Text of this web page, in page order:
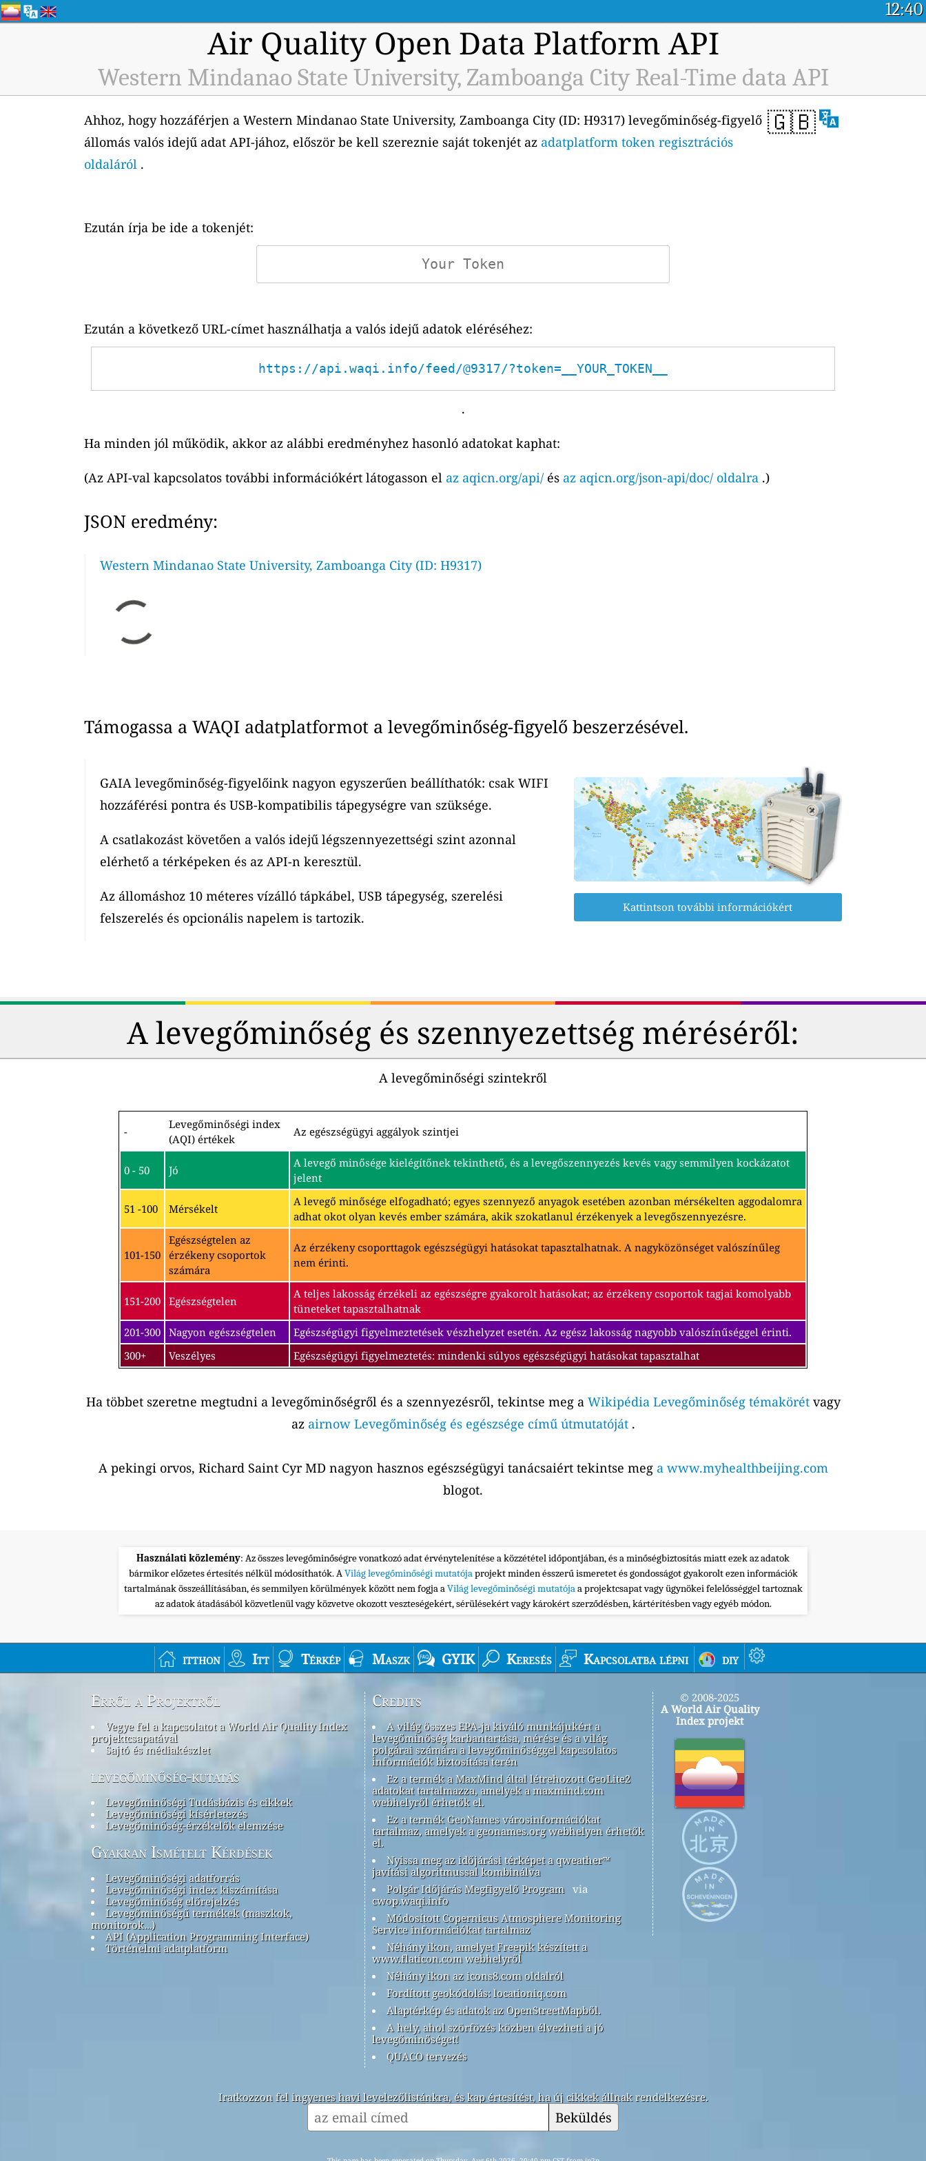
12:40
Air Quality Open Data Platform API
Western Mindanao State University, Zamboanga City Real-Time data API
🇬🇧
Ahhoz, hogy hozzáférjen a Western Mindanao State University, Zamboanga City (ID: H9317) levegőminőség-figyelő
állomás valós idejű adat API-jához, először be kell szereznie saját tokenjét az adatplatform token regisztrációs
oldaláról .
Ezután írja be ide a tokenjét:
Ezután a következő URL-címet használhatja a valós idejű adatok eléréséhez:
https://api.waqi.info/feed/@9317/?token=__YOUR_TOKEN__
.
Ha minden jól működik, akkor az alábbi eredményhez hasonló adatokat kaphat:
(Az API-val kapcsolatos további információkért látogasson el az aqicn.org/api/ és az aqicn.org/json-api/doc/ oldalra .)
JSON eredmény:
Western Mindanao State University, Zamboanga City (ID: H9317)
Támogassa a WAQI adatplatformot a levegőminőség-figyelő beszerzésével.
GAIA levegőminőség-figyelőink nagyon egyszerűen beállíthatók: csak WIFI
hozzáférési pontra és USB-kompatibilis tápegységre van szüksége.
A csatlakozást követően a valós idejű légszennyezettségi szint azonnal
elérhető a térképeken és az API-n keresztül.
Az állomáshoz 10 méteres vízálló tápkábel, USB tápegység, szerelési
felszerelés és opcionális napelem is tartozik.
Kattintson további információkért
A levegőminőség és szennyezettség méréséről:
A levegőminőségi szintekről
-
Levegőminőségi index
(AQI) értékek
Az egészségügyi aggályok szintjei
0 - 50 Jó
A levegő minősége kielégítőnek tekinthető, és a levegőszennyezés kevés vagy semmilyen kockázatot
jelent
51 -100 Mérsékelt
A levegő minősége elfogadható; egyes szennyező anyagok esetében azonban mérsékelten aggodalomra
adhat okot olyan kevés ember számára, akik szokatlanul érzékenyek a levegőszennyezésre.
101-150
Egészségtelen az
érzékeny csoportok
számára
Az érzékeny csoporttagok egészségügyi hatásokat tapasztalhatnak. A nagyközönséget valószínűleg
nem érinti.
151-200 Egészségtelen
A teljes lakosság érzékeli az egészségre gyakorolt hatásokat; az érzékeny csoportok tagjai komolyabb
tüneteket tapasztalhatnak
201-300 Nagyon egészségtelen
Egészségügyi figyelmeztetések vészhelyzet esetén. Az egész lakosság nagyobb valószínűséggel érinti.
300+
Veszélyes Egészségügyi figyelmeztetés: mindenki súlyos egészségügyi hatásokat tapasztalhat
Ha többet szeretne megtudni a levegőminőségről és a szennyezésről, tekintse meg a Wikipédia Levegőminőség témakörétvagy
az airnow Levegőminőség és egészsége című útmutatóját.
A pekingi orvos, Richard Saint Cyr MD nagyon hasznos egészségügyi tanácsaiért tekintse meg a www.myhealthbeijing.com
blogot.
Használati közlemény: Az összes levegőminőségre vonatkozó adat érvénytelenítése a közzététel időpontjában, és a minőségbiztosítás miatt ezek az adatok
bármikor előzetes értesítés nélkül módosíthatók. AVilág levegőminőségi mutatójaprojekt minden ésszerű ismeretet és gondosságot gyakorolt ezen információk
tartalmának összeállításában, és semmilyen körülmények között nem fogja aVilág levegőminőségi mutatójaa projektcsapat vagy ügynökei felelősséggel tartoznak
az adatok átadásából közvetlenül vagy közvetve okozott veszteségekért, sérülésekért vagy károkért szerződésben, kártérítésben vagy egyéb módon.
itthon Itt Térkép Maszk GYIK Keresés Kapcsolatba lépni diy
Erről a Projektről
Vegye fel a kapcsolatot a World Air Quality Index
projektcsapatával
Sajtó és médiakészlet
levegőminőség-kutatás
Levegőminőségi Tudásbázis és cikkek
Levegőminőségi kísérletezés
Levegőminőség-érzékelők elemzése
Gyakran Ismételt Kérdések
Levegőminőségi adatforrás
Levegőminőségi index kiszámítása
Levegőminőség előrejelzés
Levegőminőségű termékek (maszkok,
monitorok…)
API (Application Programming Interface)
Történelmi adatplatform
Credits
A világ összes EPA-ja kiváló munkájukért a
levegőminőség karbantartása, mérése és a világ
polgárai számára a levegőminőséggel kapcsolatos
információk biztosítása terén
Ez a termék a MaxMind által létrehozott GeoLite2
adatokat tartalmazza, amelyek a maxmind.com
webhelyről érhetők el.
Ez a termék GeoNames városinformációkat
tartalmaz, amelyek a geonames.org webhelyen érhetők
el.
Nyissa meg az időjárási térképet a qweather™
javítási algoritmussal kombinálva
Polgár Időjárás Megfigyelő Program via
cwop.waqi.info
Módosított Copernicus Atmosphere Monitoring
Service információkat tartalmaz
Néhány ikon, amelyet Freepik készített a
www.flaticon.com webhelyről
Néhány ikon az icons8.com oldalról
Fordított geokódolás: locationiq.com
Alaptérkép és adatok az OpenStreetMapből.
A hely, ahol szörfözés közben élvezheti a jó
levegőminőséget!
QUACO tervezés
© 2008-2025
A World Air Quality
Index projekt
Iratkozzon fel ingyenes havi levelezőlistánkra, és kap értesítést, ha új cikkek állnak rendelkezésre.
Beküldés